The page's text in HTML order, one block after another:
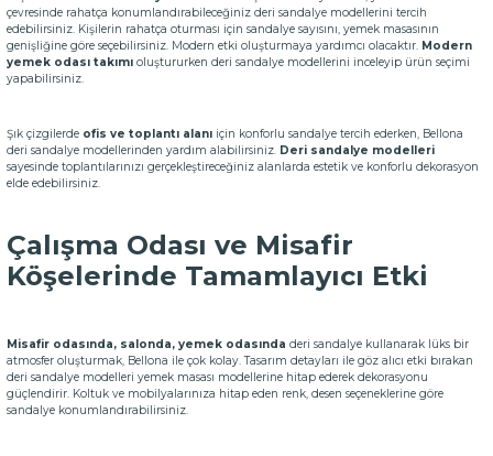
çevresinde rahatça konumlandırabileceğiniz deri sandalye modellerini tercih
edebilirsiniz. Kişilerin rahatça oturması için sandalye sayısını, yemek masasının
genişliğine göre seçebilirsiniz. Modern etki oluşturmaya yardımcı olacaktır. Modern
yemek odası takımı oluştururken deri sandalye modellerini inceleyip ürün seçimi
yapabilirsiniz.
Şık çizgilerde ofis ve toplantı alanı için konforlu sandalye tercih ederken, Bellona
deri sandalye modellerinden yardım alabilirsiniz. Deri sandalye modelleri
sayesinde toplantılarınızı gerçekleştireceğiniz alanlarda estetik ve konforlu dekorasyon
elde edebilirsiniz.
Çalışma Odası ve Misafir
Köşelerinde Tamamlayıcı Etki
Misafir odasında, salonda, yemek odasında deri sandalye kullanarak lüks bir
atmosfer oluşturmak, Bellona ile çok kolay. Tasarım detayları ile göz alıcı etki bırakan
deri sandalye modelleri yemek masası modellerine hitap ederek dekorasyonu
güçlendirir. Koltuk ve mobilyalarınıza hitap eden renk, desen seçeneklerine göre
sandalye konumlandırabilirsiniz.